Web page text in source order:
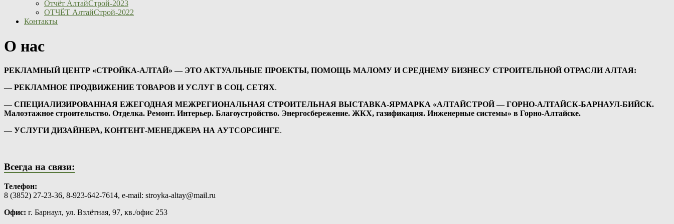
Отчёт АлтайСтрой-2023
ОТЧЁТ АлтайСтрой-2022
Контакты
О нас
РЕКЛАМНЫЙ ЦЕНТР «СТРОЙКА-АЛТАЙ» — ЭТО АКТУАЛЬНЫЕ ПРОЕКТЫ, ПОМОЩЬ МАЛОМУ И СРЕДНЕМУ БИЗНЕСУ СТРОИТЕЛЬНОЙ ОТРАСЛИ АЛТАЯ:
— РЕКЛАМНОЕ ПРОДВИЖЕНИЕ ТОВАРОВ И УСЛУГ В СОЦ. СЕТЯХ.
— СПЕЦИАЛИЗИРОВАННАЯ ЕЖЕГОДНАЯ МЕЖРЕГИОНАЛЬНАЯ СТРОИТЕЛЬНАЯ ВЫСТАВКА-ЯРМАРКА «АЛТАЙСТРОЙ — ГОРНО-АЛТАЙСК-БАРНАУЛ-БИЙСК.
Малоэтажное строительство. Отделка. Ремонт. Интерьер. Благоустройство. Энергосбережение. ЖКХ, газификация. Инженерные системы» в Горно-Алтайске.
— УСЛУГИ ДИЗАЙНЕРА, КОНТЕНТ-МЕНЕДЖЕРА НА АУТСОРСИНГЕ.
Всегда на связи:
Телефон:
8 (3852) 27-23-36, 8-923-642-7614, e-mail: stroyka-altay@mail.ru
Офис: г. Барнаул, ул. Взлётная, 97, кв./офис 253